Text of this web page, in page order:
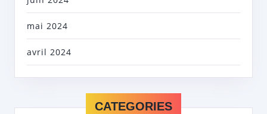
mai 2024
avril 2024
CATEGORIES